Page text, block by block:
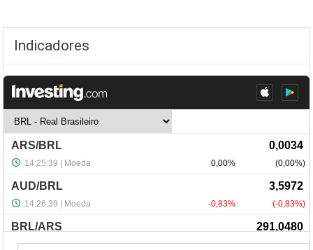
Indicadores
NewsLetter